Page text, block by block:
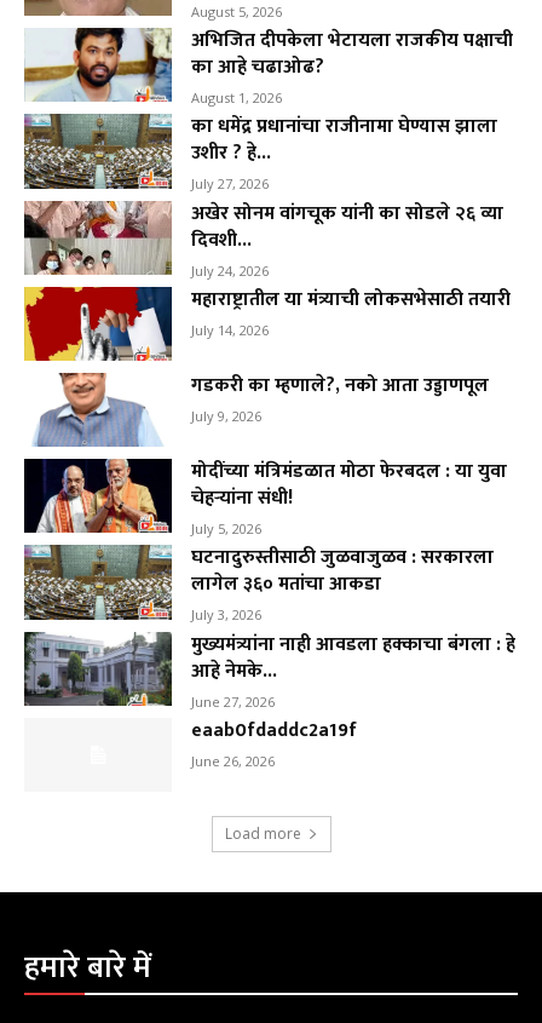
August 5, 2026
अभिजित दीपकेला भेटायला राजकीय पक्षाची
का आहे चढाओढ?
August 1, 2026
का धमेंद्र प्रधानांचा राजीनामा घेण्यास झाला
उशीर ? हे...
July 27, 2026
अखेर सोनम वांगचूक यांनी का सोडले २६ व्या
दिवशी...
July 24, 2026
महाराष्ट्रातील या मंत्र्याची लोकसभेसाठी तयारी
July 14, 2026
गडकरी का म्हणाले?, नको आता उड्डाणपूल
July 9, 2026
मोदींच्या मंत्रिमंडळात मोठा फेरबदल : या युवा
चेहऱ्यांना संधी!
July 5, 2026
घटनादुरुस्तीसाठी जुळवाजुळव : सरकारला
लागेल ३६० मतांचा आकडा
July 3, 2026
मुख्यमंत्र्यांना नाही आवडला हक्काचा बंगला : हे
आहे नेमके...
June 27, 2026
eaab0fdaddc2a19f
June 26, 2026
Load more
हमारे बारे में